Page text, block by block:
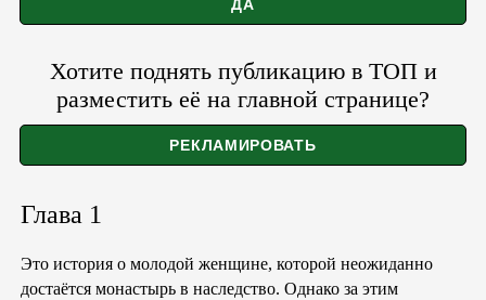
Хотите поднять публикацию в ТОП и
разместить её на главной странице?
Глава 1
Это история о молодой женщине, которой неожиданно
достаётся монастырь в наследство. Однако за этим